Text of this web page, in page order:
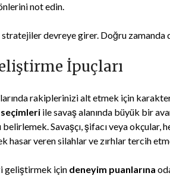
not edin.
devreye girer. Doğru zamanda
İpuçları
rakiplerinizi alt etmek için
ile savaş alanında büyük bir
Savaşçı, şifacı veya
hasar veren silahlar ve zırhlar tercih
geliştirmek için deneyim puanlarına